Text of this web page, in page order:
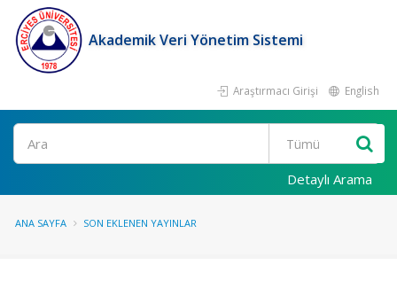
Akademik Veri Yönetim Sistemi
Araştırmacı Girişi English
Ara
Detaylı Arama
ANA SAYFA SON EKLENEN YAYINLAR